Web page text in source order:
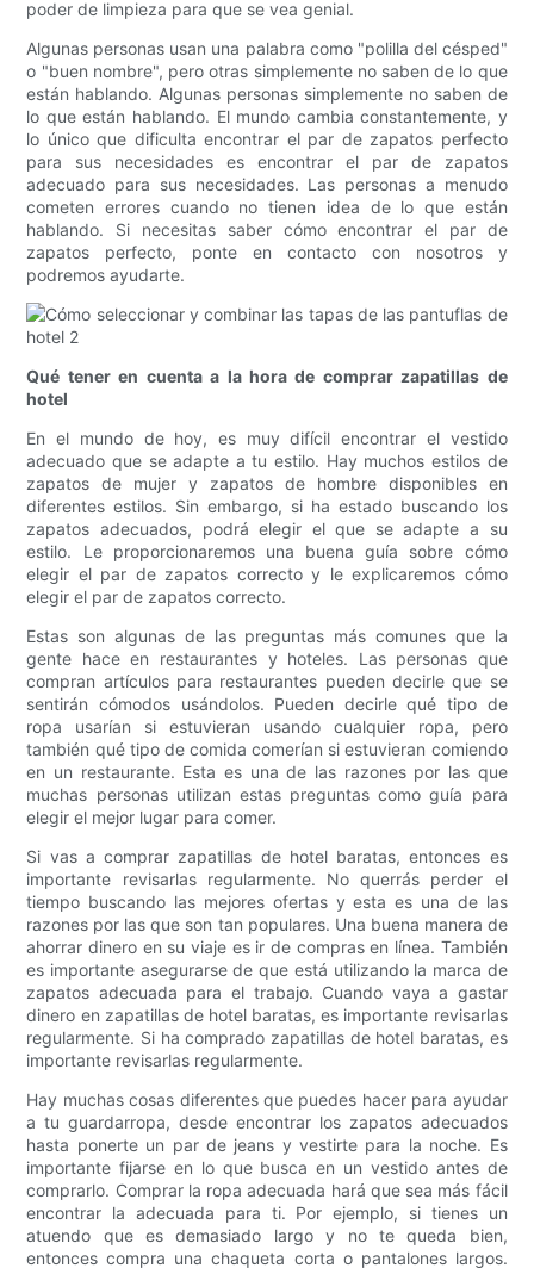
poder de limpieza para que se vea genial.
Algunas personas usan una palabra como "polilla del césped"
o "buen nombre", pero otras simplemente no saben de lo que
están hablando. Algunas personas simplemente no saben de
lo que están hablando. El mundo cambia constantemente, y
lo único que dificulta encontrar el par de zapatos perfecto
para sus necesidades es encontrar el par de zapatos
adecuado para sus necesidades. Las personas a menudo
cometen errores cuando no tienen idea de lo que están
hablando. Si necesitas saber cómo encontrar el par de
zapatos perfecto, ponte en contacto con nosotros y
podremos ayudarte.
Qué tener en cuenta a la hora de comprar zapatillas de
hotel
En el mundo de hoy, es muy difícil encontrar el vestido
adecuado que se adapte a tu estilo. Hay muchos estilos de
zapatos de mujer y zapatos de hombre disponibles en
diferentes estilos. Sin embargo, si ha estado buscando los
zapatos adecuados, podrá elegir el que se adapte a su
estilo. Le proporcionaremos una buena guía sobre cómo
elegir el par de zapatos correcto y le explicaremos cómo
elegir el par de zapatos correcto.
Estas son algunas de las preguntas más comunes que la
gente hace en restaurantes y hoteles. Las personas que
compran artículos para restaurantes pueden decirle que se
sentirán cómodos usándolos. Pueden decirle qué tipo de
ropa usarían si estuvieran usando cualquier ropa, pero
también qué tipo de comida comerían si estuvieran comiendo
en un restaurante. Esta es una de las razones por las que
muchas personas utilizan estas preguntas como guía para
elegir el mejor lugar para comer.
Si vas a comprar zapatillas de hotel baratas, entonces es
importante revisarlas regularmente. No querrás perder el
tiempo buscando las mejores ofertas y esta es una de las
razones por las que son tan populares. Una buena manera de
ahorrar dinero en su viaje es ir de compras en línea. También
es importante asegurarse de que está utilizando la marca de
zapatos adecuada para el trabajo. Cuando vaya a gastar
dinero en zapatillas de hotel baratas, es importante revisarlas
regularmente. Si ha comprado zapatillas de hotel baratas, es
importante revisarlas regularmente.
Hay muchas cosas diferentes que puedes hacer para ayudar
a tu guardarropa, desde encontrar los zapatos adecuados
hasta ponerte un par de jeans y vestirte para la noche. Es
importante fijarse en lo que busca en un vestido antes de
comprarlo. Comprar la ropa adecuada hará que sea más fácil
encontrar la adecuada para ti. Por ejemplo, si tienes un
atuendo que es demasiado largo y no te queda bien,
entonces compra una chaqueta corta o pantalones largos.